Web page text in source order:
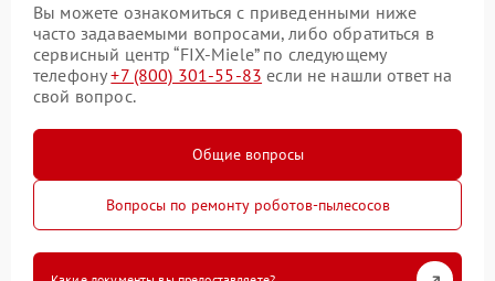
Вы можете ознакомиться с приведенными ниже
часто задаваемыми вопросами, либо обратиться в
сервисный центр “FIX-Miele” по следующему
телефону+7 (800) 301-55-83 если не нашли ответ на
свой вопрос.
Общие вопросы
Вопросы по ремонту роботов-пылесосов